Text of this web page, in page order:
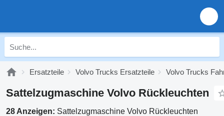
Ersatzteile Volvo Trucks Ersatzteile Volvo Trucks
Sattelzugmaschine Volvo Rückleuchten
28 Anzeigen: Sattelzugmaschine Volvo Rückleuchten